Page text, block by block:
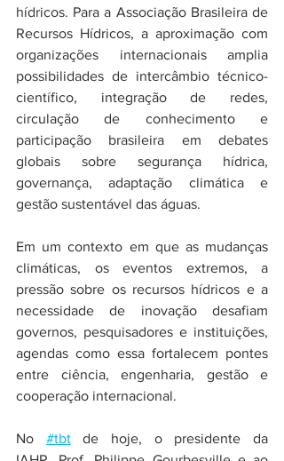
hídricos. Para a Associação Brasileira de
Recursos Hídricos, a aproximação com
organizações internacionais amplia
possibilidades de intercâmbio técnico-
científico, integração de redes,
circulação de conhecimento e
participação brasileira em debates
globais sobre segurança hídrica,
governança, adaptação climática e
gestão sustentável das águas.
Em um contexto em que as mudanças
climáticas, os eventos extremos, a
pressão sobre os recursos hídricos e a
necessidade de inovação desafiam
governos, pesquisadores e instituições,
agendas como essa fortalecem pontes
entre ciência, engenharia, gestão e
cooperação internacional.
No #tbt de hoje, o presidente da